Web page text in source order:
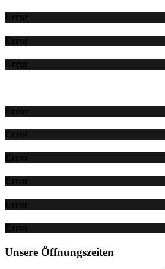
Error
Error
Error
Error
Error
Error
Error
Error
Error
Unsere Öffnungszeiten